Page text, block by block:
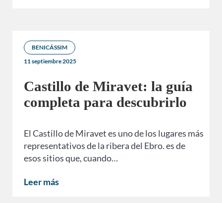
BENICÁSSIM
11 septiembre 2025
Castillo de Miravet: la guía
completa para descubrirlo
El Castillo de Miravet es uno de los lugares más
representativos de la ribera del Ebro. es de
esos sitios que, cuando…
Leer más